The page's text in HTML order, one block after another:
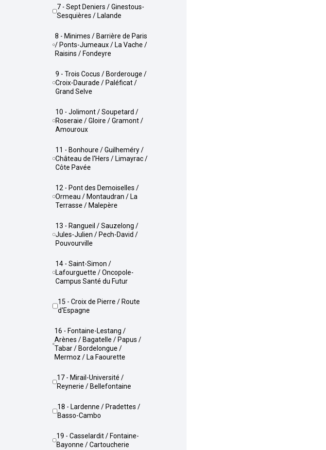
7 - Sept Deniers / Ginestous-
Sesquières / Lalande
8 - Minimes / Barrière de Paris
/ Ponts-Jumeaux / La Vache /
Raisins / Fondeyre
9 - Trois Cocus / Borderouge /
Croix-Daurade / Paléficat /
Grand Selve
10 - Jolimont / Soupetard /
Roseraie / Gloire / Gramont /
Amouroux
11 - Bonhoure / Guilheméry /
Château de l'Hers / Limayrac /
Côte Pavée
12 - Pont des Demoiselles /
Ormeau / Montaudran / La
Terrasse / Malepère
13 - Rangueil / Sauzelong /
Jules-Julien / Pech-David /
Pouvourville
14 - Saint-Simon /
Lafourguette / Oncopole-
Campus Santé du Futur
15 - Croix de Pierre / Route
d'Espagne
16 - Fontaine-Lestang /
Arènes / Bagatelle / Papus /
Tabar / Bordelongue /
Mermoz / La Faourette
17 - Mirail-Université /
Reynerie / Bellefontaine
18 - Lardenne / Pradettes /
Basso-Cambo
19 - Casselardit / Fontaine-
Bayonne / Cartoucherie